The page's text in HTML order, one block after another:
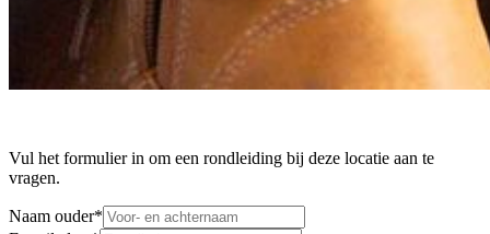
Vul het formulier in om een rondleiding bij deze locatie aan te
vragen.
Naam ouder*